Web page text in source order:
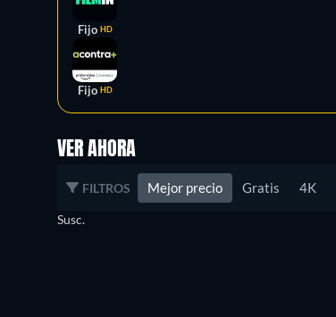
Fijo HD
Fijo HD
VER AHORA
FILTROS Mejor precio Gratis 4K
Susc.